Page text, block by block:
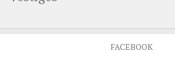
FACEBOOK